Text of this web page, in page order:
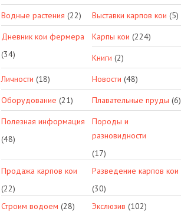
Водные растения (22) Выставки карпов кои (5)
Дневник кои фермера
(34)
Карпы кои (224)
Книги (2)
Личности (18) Новости (48)
Оборудование (21) Плавательные пруды (6)
Полезная информация
(48)
Породы и
разновидности
(17)
Продажа карпов кои
(22)
Разведение карпов кои
(30)
Строим водоем (28) Экслюзив (102)